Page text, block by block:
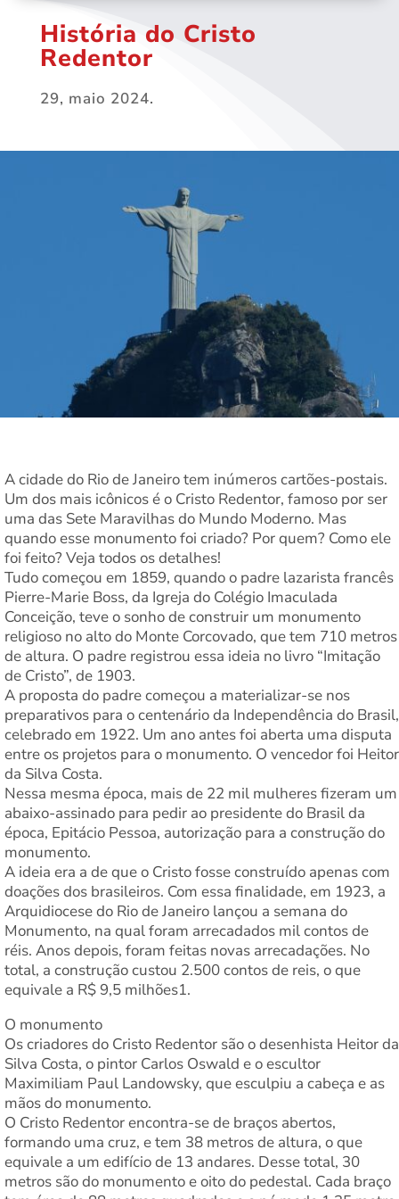
História do Cristo
Redentor
29, maio 2024.
A cidade do Rio de Janeiro tem inúmeros cartões-postais.
Um dos mais icônicos é o Cristo Redentor, famoso por ser
uma das Sete Maravilhas do Mundo Moderno. Mas
quando esse monumento foi criado? Por quem? Como ele
foi feito? Veja todos os detalhes!
Tudo começou em 1859, quando o padre lazarista francês
Pierre-Marie Boss, da Igreja do Colégio Imaculada
Conceição, teve o sonho de construir um monumento
religioso no alto do Monte Corcovado, que tem 710 metros
de altura. O padre registrou essa ideia no livro “Imitação
de Cristo”, de 1903.
A proposta do padre começou a materializar-se nos
preparativos para o centenário da Independência do Brasil,
celebrado em 1922. Um ano antes foi aberta uma disputa
entre os projetos para o monumento. O vencedor foi Heitor
da Silva Costa.
Nessa mesma época, mais de 22 mil mulheres fizeram um
abaixo-assinado para pedir ao presidente do Brasil da
época, Epitácio Pessoa, autorização para a construção do
monumento.
A ideia era a de que o Cristo fosse construído apenas com
doações dos brasileiros. Com essa finalidade, em 1923, a
Arquidiocese do Rio de Janeiro lançou a semana do
Monumento, na qual foram arrecadados mil contos de
réis. Anos depois, foram feitas novas arrecadações. No
total, a construção custou 2.500 contos de reis, o que
equivale a R$ 9,5 milhões1.
O monumento
Os criadores do Cristo Redentor são o desenhista Heitor da
Silva Costa, o pintor Carlos Oswald e o escultor
Maximiliam Paul Landowsky, que esculpiu a cabeça e as
mãos do monumento.
O Cristo Redentor encontra-se de braços abertos,
formando uma cruz, e tem 38 metros de altura, o que
equivale a um edifício de 13 andares. Desse total, 30
metros são do monumento e oito do pedestal. Cada braço